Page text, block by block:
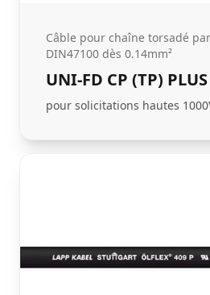
Câble pour chaîne torsadé
DIN47100 dès 0.14mm²
UNI-FD CP (TP) PLUS
pour solicitations hautes